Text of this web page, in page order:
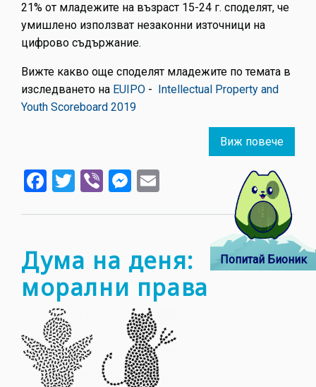
21% от младежите на възраст 15-24 г. споделят, че
умишлено използват незаконни източници на
цифрово съдържание.
Вижте какво още споделят младежите по темата в
изследването на EUIPO -
Intellectual Property and
Youth Scoreboard 2019
Виж повече
Число
деня:
21%
Facebook
Twitter
ViberMessenger
Дума на деня:
морални права
Попитай Бионик